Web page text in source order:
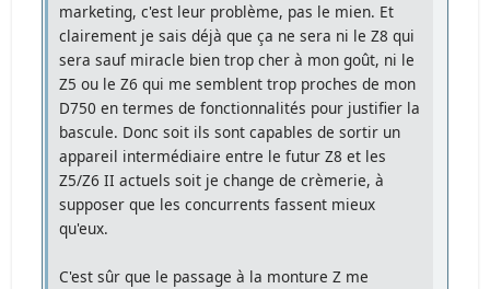
marketing, c'est leur problème, pas le mien. Et
clairement je sais déjà que ça ne sera ni le Z8 qui
sera sauf miracle bien trop cher à mon goût, ni le
Z5 ou le Z6 qui me semblent trop proches de mon
D750 en termes de fonctionnalités pour justifier la
bascule. Donc soit ils sont capables de sortir un
appareil intermédiaire entre le futur Z8 et les
Z5/Z6 II actuels soit je change de crèmerie, à
supposer que les concurrents fassent mieux
qu'eux.
C'est sûr que le passage à la monture Z me